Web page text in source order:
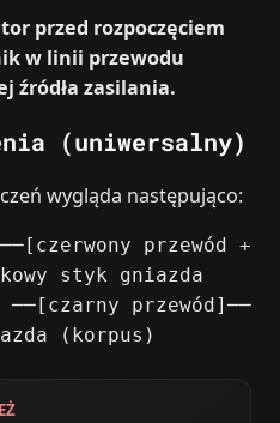
przed rozpoczęciem
w linii przewodu
źródła zasilania.
(uniwersalny)
wygląda następująco:
przewód +
styk gniazda
przewód]──
(korpus)